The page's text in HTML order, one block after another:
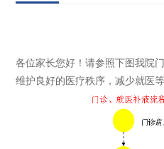
各位家长您好！请参照下图我院
维护良好的医疗秩序，减少就医